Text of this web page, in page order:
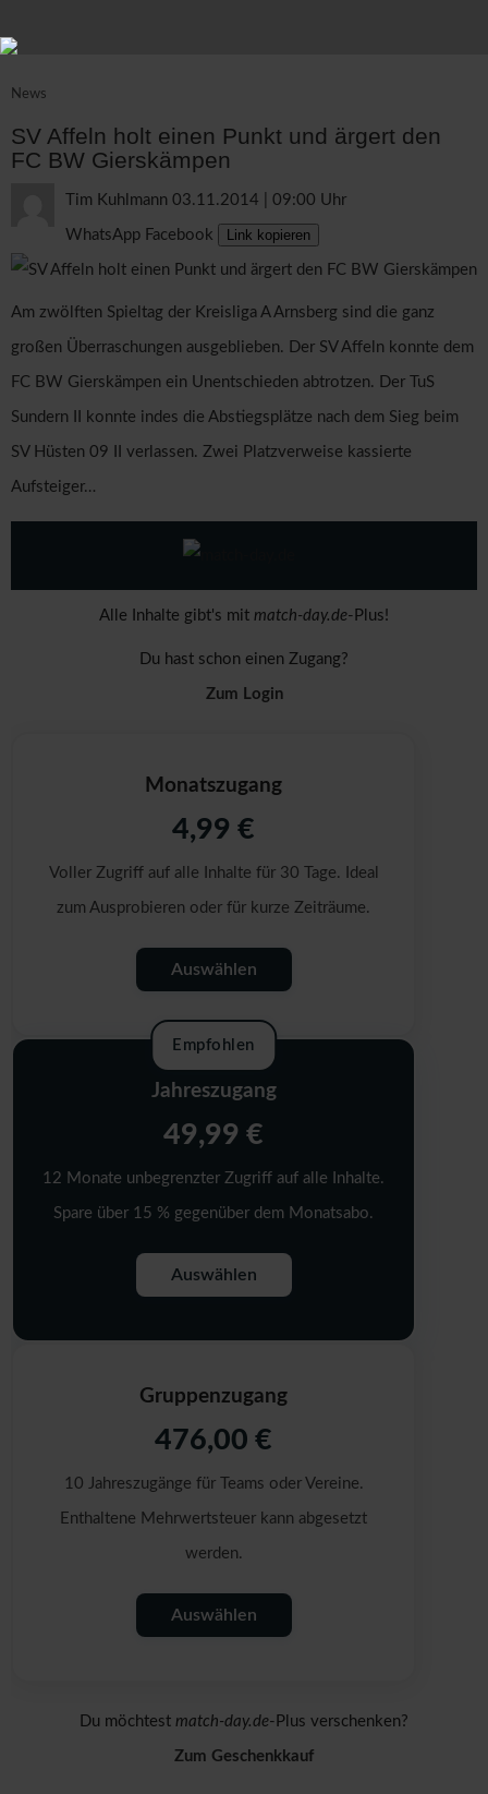
News
SV Affeln holt einen Punkt und ärgert den
FC BW Gierskämpen
Tim Kuhlmann 03.11.2014 | 09:00 Uhr
WhatsApp Facebook Link kopieren
Am zwölften Spieltag der Kreisliga A Arnsberg sind die ganz
großen Überraschungen ausgeblieben. Der SV Affeln konnte dem
FC BW Gierskämpen ein Unentschieden abtrotzen. Der TuS
Sundern II konnte indes die Abstiegsplätze nach dem Sieg beim
SV Hüsten 09 II verlassen. Zwei Platzverweise kassierte
Aufsteiger…
Alle Inhalte gibt's mit match-day.de-Plus!
Du hast schon einen Zugang?
Zum Login
Monatszugang
4,99 €
Voller Zugriff auf alle Inhalte für 30 Tage. Ideal
zum Ausprobieren oder für kurze Zeiträume.
Auswählen
Empfohlen
Jahreszugang
49,99 €
12 Monate unbegrenzter Zugriff auf alle Inhalte.
Spare über 15 % gegenüber dem Monatsabo.
Auswählen
Gruppenzugang
476,00 €
10 Jahreszugänge für Teams oder Vereine.
Enthaltene Mehrwertsteuer kann abgesetzt
werden.
Auswählen
Du möchtest match-day.de-Plus verschenken?
Zum Geschenkkauf